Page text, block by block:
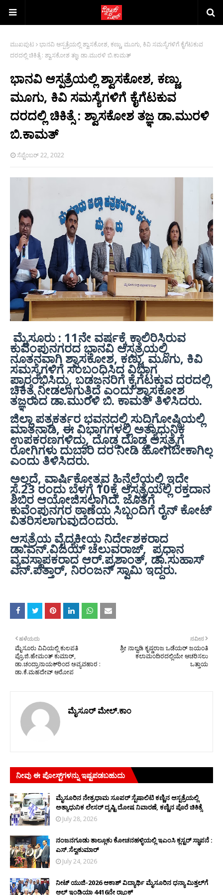
ಮುಖಪುಟ
ಭಾನವಿ ಆಸ್ಪತ್ರೆಯಲ್ಲಿ ಶ್ವಾಸಕೋಶ, ಕಣ್ಣು, ಮೂಗು, ಕಿವಿ ಸಮಸ್ಯೆಗಳಿಗೆ ಕೈಗೆಟಕುವ
ದರದಲ್ಲಿ ಚಿಕಿತ್ಸೆ : ಶ್ವಾಸಕೋಶ ತಜ್ಞ ಡಾ.ಮುರಳಿ ಬಿ.ಕಾಮತ್
ಭಾನವಿ ಆಸ್ಪತ್ರೆಯಲ್ಲಿ ಶ್ವಾಸಕೋಶ, ಕಣ್ಣು,
ಮೂಗು, ಕಿವಿ ಸಮಸ್ಯೆಗಳಿಗೆ ಕೈಗೆಟಕುವ
ದರದಲ್ಲಿ ಚಿಕಿತ್ಸೆ : ಶ್ವಾಸಕೋಶ ತಜ್ಞ ಡಾ.ಮುರಳಿ
ಬಿ.ಕಾಮತ್
ಸೆಪ್ಟೆಂಬರ್ 22, 2022
ಮೈಸೂರು : 11ನೇ ವರ್ಷಕ್ಕೆ ಕಾಲಿರಿಸಿರುವ
ಕುವೆಂಪುನಗರದ ಭಾನವಿ ಆಸ್ಪತ್ರೆಯಲ್ಲಿ
ನೂತನವಾಗಿ ಶ್ವಾಸಕೋಶ, ಕಣ್ಣು, ಮೂಗು, ಕಿವಿ
ಸಮಸ್ಯೆಗಳಿಗೆ ಸಂಬಂಧಿಸಿದ ವಿಭಾಗ
ಪ್ರಾರಂಭಿಸಿದ್ದು, ಬಡಜನರಿಗೆ ಕೈಗೆಟಕುವ ದರದಲ್ಲಿ
ಚಿಕಿತ್ಸೆ ನೀಡಲಾಗುತ್ತಿದೆ ಎಂದು ಶ್ವಾಸಕೋಶ
ತಜ್ಞರಾದ ಡಾ.ಮುರಳಿ ಬಿ. ಕಾಮತ್ ತಿಳಿಸಿದರು.
ಜಿಲ್ಲಾ ಪತ್ರಕರ್ತರ ಭವನದಲ್ಲಿ ಸುದ್ದಿಗೋಷ್ಠಿಯಲ್ಲಿ
ಮಾತನಾಡಿ, ಈ ವಿಭಾಗಗಳಲ್ಲಿ ಅತ್ಯಾಧುನಿಕ
ಉಪಕರಣಗಳಿದ್ದು, ದೊಡ್ಡ ದೊಡ್ಡ ಆಸ್ಪತ್ರೆಗೆ
ರೋಗಿಗಳು ದುಬಾರಿ ದರ ನೀಡಿ ಹೋಗಬೇಕಾಗಿಲ್ಲ
ಎಂದು ತಿಳಿಸಿದರು.
ಅಲ್ಲದೆ, ವಾರ್ಷಿಕೋತ್ಸವ ಹಿನ್ನೆಲೆಯಲ್ಲಿ ಇದೇ
ಸೆ.23 ರಂದು ಬೆಳಗ್ಗೆ 10ಕ್ಕೆ ಆಸ್ಪತ್ರೆಯಲ್ಲಿ ರಕ್ತದಾನ
ಶಿಬಿರ ಆಯೋಜಿಸಲಾಗಿದೆ. ಜೊತೆಗೆ
ಕುವೆಂಪುನಗರ ಠಾಣೆಯ ಸಿಬ್ಬಂದಿಗೆ ರೈನ್ ಕೋಟ್
ವಿತರಿಸಲಾಗುವುದೆಂದರು.
ಆಸ್ಪತ್ರೆಯ ವೈದ್ಯಕೀಯ ನಿರ್ದೇಶಕರಾದ
ಡಾ.ಎನ್.ವಿಜಯ್ ಚೆಲುವರಾಜ್, ಪ್ರಧಾನ
ವ್ಯವಸ್ಥಾಪಕರಾದ ಆರ್.ಪ್ರಶಾಂತ್, ಡಾ.ಸುಹಾಸ್
ಎನ್.ಪತ್ತಾರ್, ನಿರಂಜನ್ ಸ್ವಾಮಿ ಇದ್ದರು.
ನವೀನ
ಶ್ರೀ ನಾಲ್ವಡಿ ಕೃಷ್ಣರಾಜ ಒಡೆಯರ್ ಜಯಂತಿ
ಕಲಾಮಂದಿರದಲ್ಲಿಯೇ ಆಚರಿಸಲು
ಒತ್ತಾಯ
ಹಳೆಯದು
ಮೈಸೂರು ವಿವಿಯಲ್ಲಿ ಕುಲಪತಿ
ಪ್ರೊ.ಜಿ.ಹೇಮಂತ್ ಕುಮಾರ್,
ಡಾ.ಚಂದ್ರಾನಾಯಕ್‍ರಿಂದ ಅವ್ಯವಹಾರ :
ಡಾ.ಕೆ.ಮಹದೇವ್ ಆರೋಪ
ಮೈಸೂರ್ ಮೇಲ್.ಕಾಂ
ನೀವು ಈ ಪೋಸ್ಟ್‌ಗಳನ್ನು ಇಷ್ಟಪಡಬಹುದು
ಮೈಸೂರಿನ ನೇತ್ರಧಾಮ ಸೂಪರ್ ಸ್ಪೆಷಾಲಿಟಿ ಕಣ್ಣಿನ ಆಸ್ಪತ್ರೆಯಲ್ಲಿ
ಅತ್ಯಾಧುನಿಕ ಲೇಸರ್ ದೃಷ್ಟಿ ದೋಷ ನಿವಾರಣೆ, ಕಣ್ಣಿನ ಪೊರೆ ಚಿಕಿತ್ಸೆ
July 28, 2026
ನಂಜನಗೂಡು ತಾಲ್ಲೂಕು ಕೋಚನಹಳ್ಳಿಯಲ್ಲಿ ಇಎಂಸಿ ಕ್ಲಸ್ಟರ್ ಸ್ಥಾಪನೆ :
ಎಸ್.ಸೆಲ್ವಕುಮಾರ್
July 24, 2026
ನೀಟ್ ಯುಜಿ-2026 ಆಕಾಶ್ ವಿದ್ಯಾರ್ಥಿ ಮೈಸೂರಿನ ಧನ್ಯಾ ಮಿತ್ತಲ್‌ಗೆ
ಆಲ್ ಇಂಡಿಯಾ 4416ನೇ ರ‍್ಯಾಂಕ್